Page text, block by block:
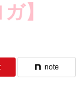
】
note